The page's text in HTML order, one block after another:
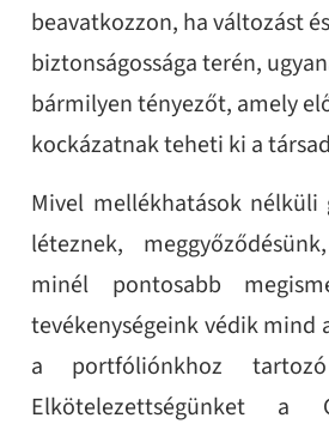
beavatkozzon, ha változást
biztonságossága terén,
bármilyen tényezőt, amely
kockázatnak teheti ki a
Mivel mellékhatások nélküli
léteznek,
minél pontosabb
tevékenységeink védik mind
a portfóliónkhoz tartozó
Elkötelezettségünket a